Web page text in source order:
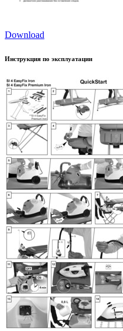
Download
Инструкция по эксплуатации